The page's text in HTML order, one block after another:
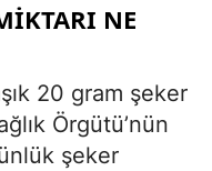
NE
20 gram şeker
Örgütü’nün
şeker